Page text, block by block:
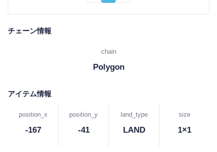
チェーン情報
chain
Polygon
アイテム情報
position_x
-167
position_y
-41
land_type
LAND
size
1×1